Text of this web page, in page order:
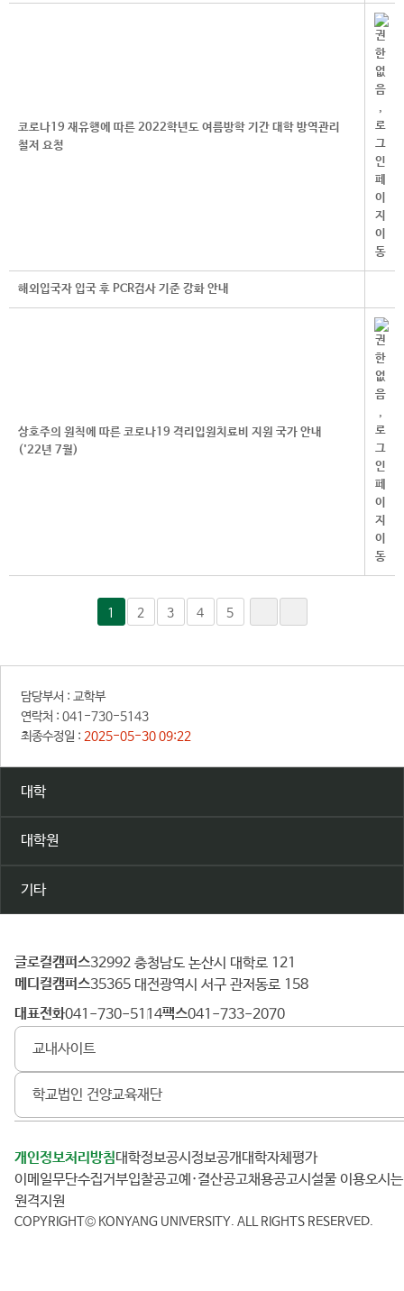
코로나19 재유행에 따른 2022학년도 여름방학 기간 대학 방역관리
철저 요청
해외입국자 입국 후 PCR검사 기준 강화 안내
상호주의 원칙에 따른 코로나19 격리입원치료비 지원 국가 안내
('22년 7월)
1 2 3 4 5
담당부서 : 교학부
연락처 : 041-730-5143
최종수정일 : 2025-05-30 09:22
대학
대학원
기타
건
양
대
학
글로컬캠퍼스 32992 충청남도 논산시 대학로 121
메디컬캠퍼스 35365 대전광역시 서구 관저동로 158
대표전화 041-730-5114 팩스 041-733-2070
교내사이트
학교법인 건양교육재단
개인정보처리방침 대학정보공시 정보공개
대학자체평가
이메일무단수집거부
입찰공고 예·결산공고 채용공고 시설물 이용
오시
원격지원
COPYRIGHT© KONYANG UNIVERSITY. ALL RIGHTS RESERVED.